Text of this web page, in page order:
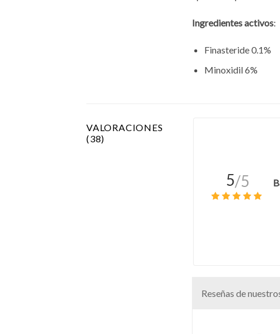
Ingredientes activos:
Finasteride 0.1%
Minoxidil 6%
VALORACIONES
(38)
5/5
Reseñas de